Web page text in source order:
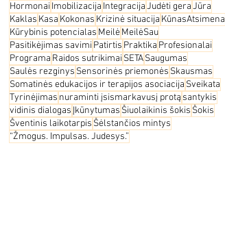
Hormonai Imobilizacija IntegracijaJudėti geraJūra
Kaklas Kasa Kokonas Krizinė situacija KūnasAtsimena
Kūrybinis potencialas MeilėMeilėSau
Pasitikėjimas savimi Patirtis Praktika Profesionalai
Programa Raidos sutrikimai SETASaugumas
Saulės rezginys Sensorinės priemonės Skausmas
Somatinės edukacijos ir terapijos asociacija Sveikata
Tyrinėjimas nuraminti įsismarkavusį protą santykis
vidinis dialogasĮkūnytumas Šiuolaikinis šokis Šokis
Šventinis laikotarpis Šėlstančios mintys
“Žmogus. Impulsas. Judesys.”